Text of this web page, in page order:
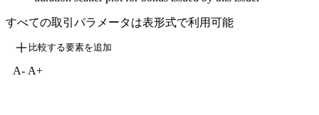
すべての取引パラメータは表形式で利用可能
比較する要素を追加